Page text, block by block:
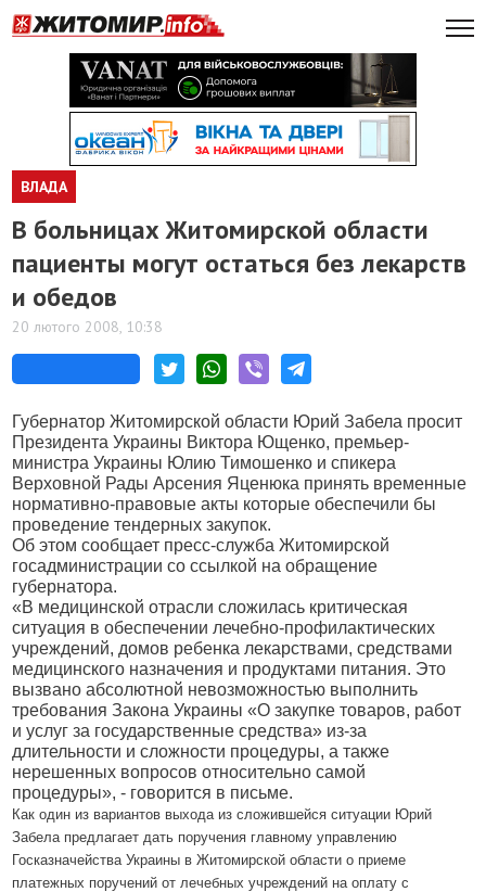
ВЛАДА
В больницах Житомирской области
пациенты могут остаться без лекарств
и обедов
20 лютого 2008, 10:38
Губернатор Житомирской области Юрий Забела просит
Президента Украины Виктора Ющенко, премьер-
министра Украины Юлию Тимошенко и спикера
Верховной Рады Арсения Яценюка принять временные
нормативно-правовые акты которые обеспечили бы
проведение тендерных закупок.
Об этом сообщает пресс-служба Житомирской
госадминистрации со ссылкой на обращение
губернатора.
«В медицинской отрасли сложилась критическая
ситуация в обеспечении лечебно-профилактических
учреждений, домов ребенка лекарствами, средствами
медицинского назначения и продуктами питания. Это
вызвано абсолютной невозможностью выполнить
требования Закона Украины «О закупке товаров, работ
и услуг за государственные средства» из-за
длительности и сложности процедуры, а также
нерешенных вопросов относительно самой
процедуры», - говорится в письме.
Как один из вариантов выхода из сложившейся ситуации Юрий
Забела предлагает дать поручения главному управлению
Госказначейства Украины в Житомирской области о приеме
платежных поручений от лечебных учреждений на оплату с